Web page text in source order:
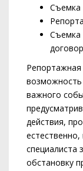
Съемка
Съемка
важного
действия,
специалиста
обстановку